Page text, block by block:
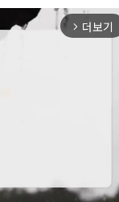
arrow_forward_ios 더보기